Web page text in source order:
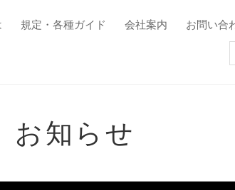
規定・各種ガイド 会社案内 お問い合
お知らせ